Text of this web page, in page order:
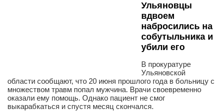
Ульяновцы
вдвоем
набросились на
собутыльника и
убили его
В прокуратуре
Ульяновской
области сообщают, что 20 июня прошлого года в больницу с
множеством травм попал мужчина. Врачи своевременно
оказали ему помощь. Однако пациент не смог
выкарабкаться и спустя месяц скончался.